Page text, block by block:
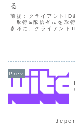
る
前提：クライアント
ー取得&配信者idを取
参考に、クライアント